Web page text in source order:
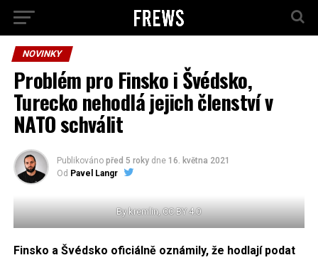
NOVINKY
Problém pro Finsko i Švédsko,
Turecko nehodlá jejich členství v
NATO schválit
Publikováno před 5 roky dne 16. května 2021
Od Pavel Langr
By kremlin, CC BY 4.0
Finsko a Švédsko oficiálně oznámily, že hodlají podat